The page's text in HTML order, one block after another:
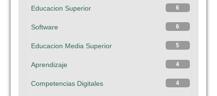
6
Educacion Superior
6
Software
5
Educacion Media Superior
4
Aprendizaje
4
Competencias Digitales